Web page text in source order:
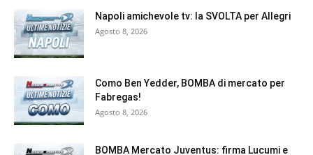
Napoli amichevole tv: la SVOLTA per Allegri
Agosto 8, 2026
Como Ben Yedder, BOMBA di mercato per
Fabregas!
Agosto 8, 2026
BOMBA Mercato Juventus: firma Lucumi e